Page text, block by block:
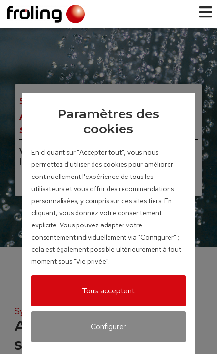
Systèmes d’accumulateurs
Accumulateur stratifié
solaire à module FW
Volume de l’accumulateur 850 – 1500
litres
Systèmes d’accumulateurs
Accumulateur stratifié
solaire à module FW
Paramètres des
cookies
En cliquant sur "Accepter tout", vous nous
permettez d'utiliser des cookies pour améliorer
continuellement l'expérience de tous les
utilisateurs et vous offrir des recommandations
personnalisées, y compris sur des sites tiers. En
cliquant, vous donnez votre consentement
explicite. Vous pouvez adapter votre
consentement individuellement via "Configurer" ;
cela est également possible ultérieurement à tout
moment sous "Vie privée".
Tous acceptent
Configurer